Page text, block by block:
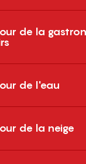
de la
de l'eau
de la neige